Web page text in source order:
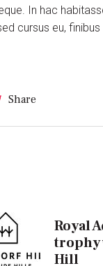
In hac
cursus eu, finibus
Share
Royal
trophy
Hill